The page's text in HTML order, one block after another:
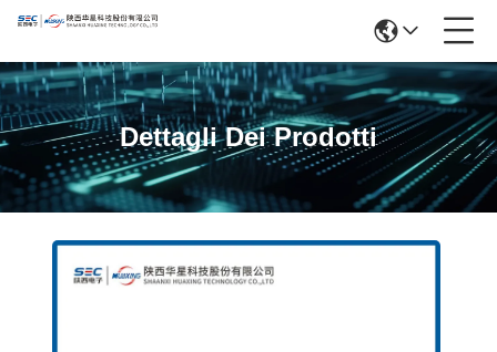
Dettagli Dei Prodotti